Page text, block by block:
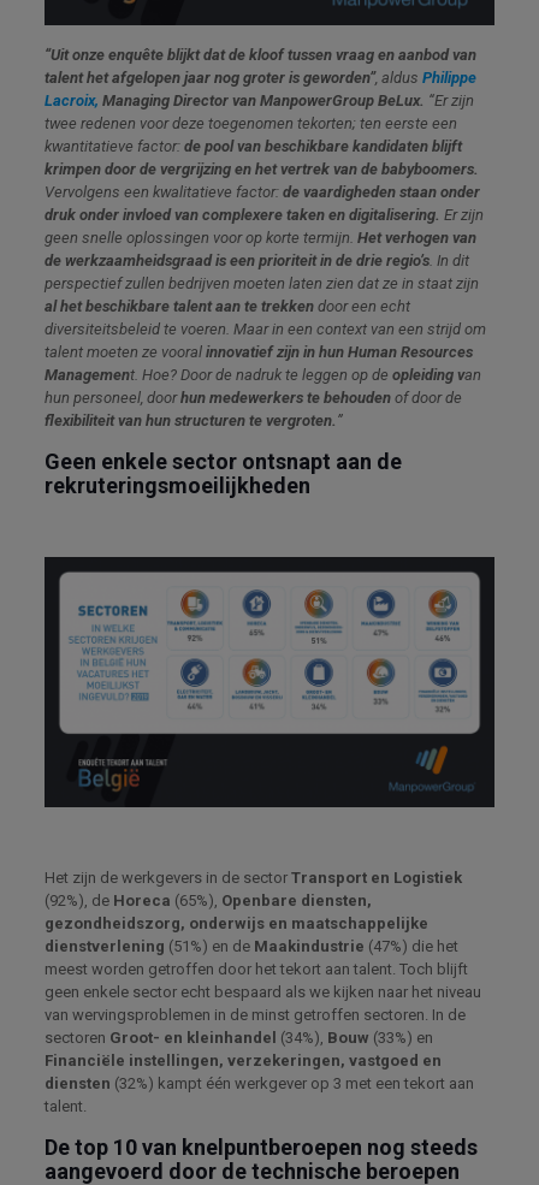
“Uit onze enquête blijkt dat de kloof tussen vraag en aanbod van
talent het afgelopen jaar nog groter is geworden”, aldusPhilippe
Lacroix, Managing Director van ManpowerGroup BeLux. “Er zijn
twee redenen voor deze toegenomen tekorten; ten eerste een
kwantitatieve factor:de pool van beschikbare kandidaten blijft
krimpen door de vergrijzing en het vertrek van de babyboomers.
Vervolgens een kwalitatieve factor: de vaardigheden staan ​​onder
druk onder invloed van complexere taken en digitalisering. Er zijn
geen snelle oplossingen voor op korte termijn.Het verhogen van
de werkzaamheidsgraad is een prioriteit in de drie regio’s . In dit
perspectief zullen bedrijven moeten laten zien dat ze in staat zijn
al het beschikbare talent aan te trekken door een echt
diversiteitsbeleid te voeren. Maar in een context van een strijd om
talent moeten ze vooralinnovatief zijn in hun Human Resources
Management. Hoe? Door de nadruk te leggen op deopleiding van
hun personeel, doorhun medewerkers te behouden of door de
flexibiliteit van hun structuren te vergroten. ”
Geen enkele sector ontsnapt aan de
rekruteringsmoeilijkheden
Het zijn de werkgevers in de sectorTransport en Logistiek
(92%), de Horeca (65%), Openbare diensten,
gezondheidszorg, onderwijs en maatschappelijke
dienstverlening (51%) en de Maakindustrie (47%) die het
meest worden getroffen door het tekort aan talent. Toch blijft
geen enkele sector echt bespaard als we kijken naar het niveau
van wervingsproblemen in de minst getroffen sectoren. In de
sectoren Groot- en kleinhandel (34%), Bouw (33%) en
Financiële instellingen, verzekeringen, vastgoed en
diensten (32%) kampt één werkgever op 3 met een tekort aan
talent.
De top 10 van knelpuntberoepen nog steeds
aangevoerd door de technische beroepen